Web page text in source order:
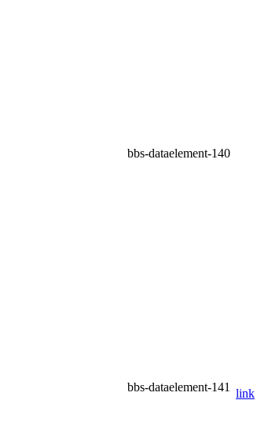
bbs-dataelement-140
bbs-dataelement-141 link